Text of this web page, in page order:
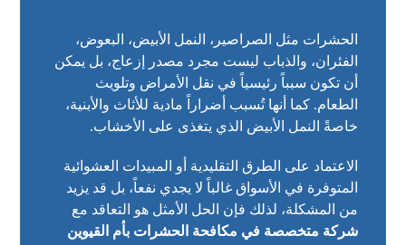
الحشرات مثل الصراصير، النمل الأبيض، البعوض،
الفئران، والذباب ليست مجرد مصدر إزعاج، بل يمكن
أن تكون سبباً رئيسياً في نقل الأمراض وتلويث
الطعام. كما أنها تُسبب أضراراً مادية للأثاث والأبنية،
خاصةً النمل الأبيض الذي يتغذى على الأخشاب.
الاعتماد على الطرق التقليدية أو المبيدات العشوائية
المتوفرة في الأسواق غالباً لا يجدي نفعاً، بل قد يزيد
من المشكلة، لذلك فإن الحل الأمثل هو التعاقد مع
شركة متخصصة في مكافحة الحشرات بأم القيوين